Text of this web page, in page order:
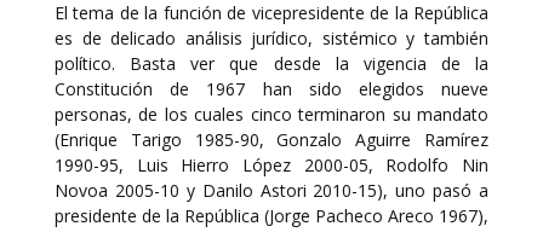
El tema de la función de vicepresidente de la República
es de delicado análisis jurídico, sistémico y también
político. Basta ver que desde la vigencia de la
Constitución de 1967 han sido elegidos nueve
personas, de los cuales cinco terminaron su mandato
(Enrique Tarigo 1985-90, Gonzalo Aguirre Ramírez
1990-95, Luis Hierro López 2000-05, Rodolfo Nin
Novoa 2005-10 y Danilo Astori 2010-15), uno pasó a
presidente de la República (Jorge Pacheco Areco 1967),